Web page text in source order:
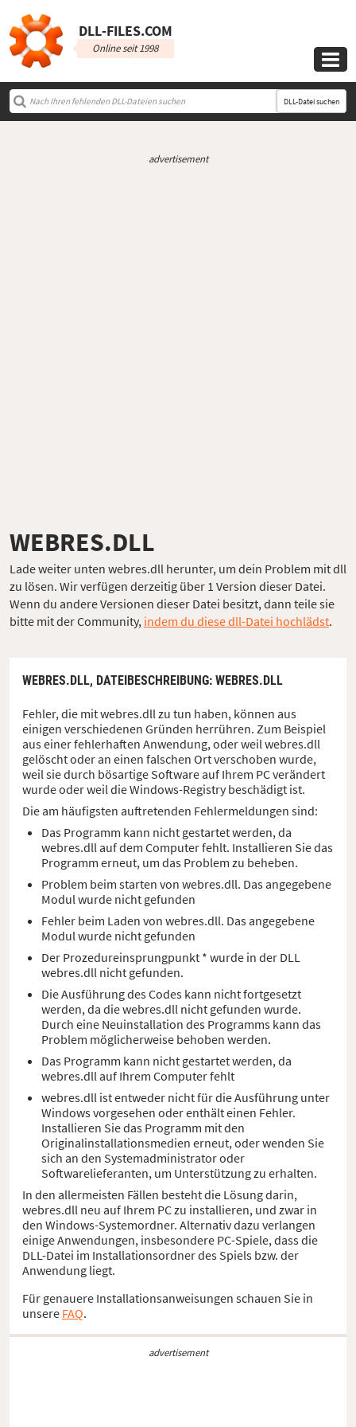
DLL‑FILES.COM
Online seit 1998

DLL-Datei suchen
advertisement
WEBRES.DLL
Lade weiter unten webres.dll herunter, um dein Problem mit dll
zu lösen. Wir verfügen derzeitig über 1 Version dieser Datei.
Wenn du andere Versionen dieser Datei besitzt, dann teile sie
bitte mit der Community, indem du diese dll-Datei hochlädst.
WEBRES.DLL, DATEIBESCHREIBUNG: WEBRES.DLL
Fehler, die mit webres.dll zu tun haben, können aus
einigen verschiedenen Gründen herrühren. Zum Beispiel
aus einer fehlerhaften Anwendung, oder weil webres.dll
gelöscht oder an einen falschen Ort verschoben wurde,
weil sie durch bösartige Software auf Ihrem PC verändert
wurde oder weil die Windows-Registry beschädigt ist.
Die am häufigsten auftretenden Fehlermeldungen sind:
Das Programm kann nicht gestartet werden, da
webres.dll auf dem Computer fehlt. Installieren Sie das
Programm erneut, um das Problem zu beheben.
Problem beim starten von webres.dll. Das angegebene
Modul wurde nicht gefunden
Fehler beim Laden von webres.dll. Das angegebene
Modul wurde nicht gefunden
Der Prozedureinsprungpunkt * wurde in der DLL
webres.dll nicht gefunden.
Die Ausführung des Codes kann nicht fortgesetzt
werden, da die webres.dll nicht gefunden wurde.
Durch eine Neuinstallation des Programms kann das
Problem möglicherweise behoben werden.
Das Programm kann nicht gestartet werden, da
webres.dll auf Ihrem Computer fehlt
webres.dll ist entweder nicht für die Ausführung unter
Windows vorgesehen oder enthält einen Fehler.
Installieren Sie das Programm mit den
Originalinstallationsmedien erneut, oder wenden Sie
sich an den Systemadministrator oder
Softwarelieferanten, um Unterstützung zu erhalten.
In den allermeisten Fällen besteht die Lösung darin,
webres.dll neu auf Ihrem PC zu installieren, und zwar in
den Windows-Systemordner. Alternativ dazu verlangen
einige Anwendungen, insbesondere PC-Spiele, dass die
DLL-Datei im Installationsordner des Spiels bzw. der
Anwendung liegt.
Für genauere Installationsanweisungen schauen Sie in
unsere FAQ.
advertisement